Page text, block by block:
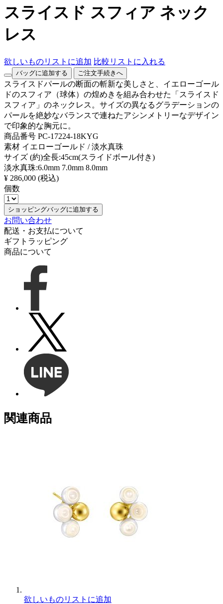
スライスド スフィア ネック
レス
欲しいものリストに追加 比較リストに入れる
バッグに追加する ご注文手続きへ
スライスドパールの断面の斬新な美しさと、イエローゴール
ドのスフィア（球体）の煌めきを組み合わせた「スライスド
スフィア」のネックレス。サイズの異なるグラデーションの
パールを絶妙なバランスで連ねたアシンメトリーなデザイン
で印象的な胸元に。
商品番号 PC-17224-18KYG
素材 イエローゴールド / 淡水真珠
サイズ (約)全長:45cm(スライドボール付き)
淡水真珠:6.0mm 7.0mm 8.0mm
¥ 286,000 (税込)
個数
ショッピングバッグに追加する
お問い合わせ
配送・お支払について
ギフトラッピング
商品について
関連商品
欲しいものリストに追加